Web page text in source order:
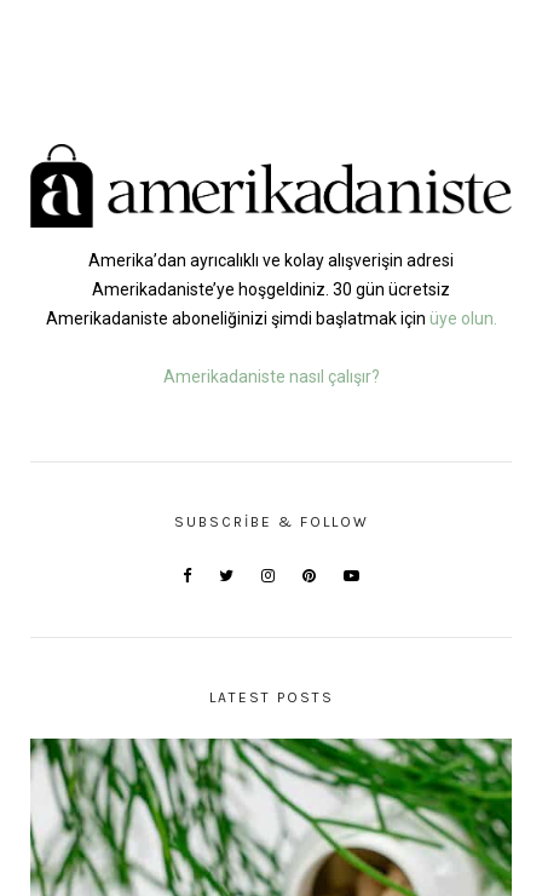
Amerika’dan ayrıcalıklı ve kolay alışverişin adresi
Amerikadaniste’ye hoşgeldiniz. 30 gün ücretsiz
Amerikadaniste aboneliğinizi şimdi başlatmak için üye olun.
Amerikadaniste nasıl çalışır?
SUBSCRIBE & FOLLOW
LATEST POSTS